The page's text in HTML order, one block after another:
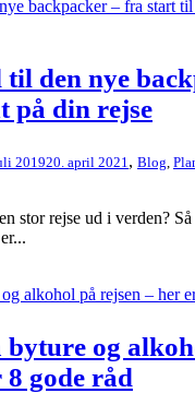
den nye
på din rejse
201920. april 2021 , Blog
stor rejse ud i verden?
byture og
8 gode råd